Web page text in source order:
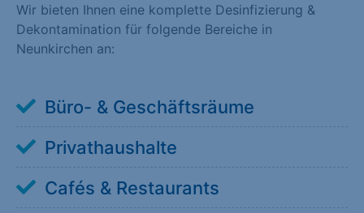
Wir bieten Ihnen eine komplette Desinfizierung &
Dekontamination für folgende Bereiche in
Neunkirchen an:
Büro- & Geschäftsräume
Privathaushalte
Cafés & Restaurants